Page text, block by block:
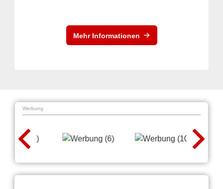
Mehr Informationen
Werbung